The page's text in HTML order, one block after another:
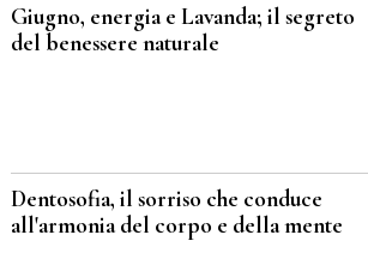
Giugno, energia e Lavanda; il segreto
del benessere naturale
Dentosofia, il sorriso che conduce
all'armonia del corpo e della mente